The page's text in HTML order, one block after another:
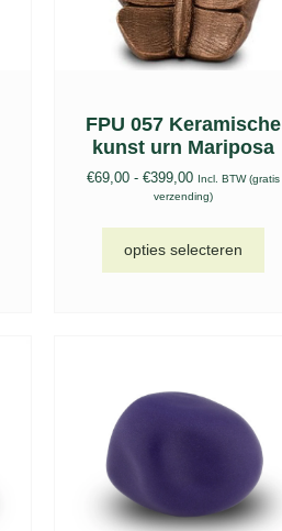
FPU 057 Keramische
kunst urn Mariposa
€69,00 - €399,00 Incl. BTW (gratis
verzending)
opties selecteren